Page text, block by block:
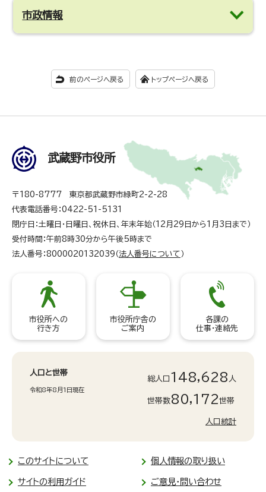
市政情報
前のページへ戻る トップページへ戻る
武蔵野市役所
〒180-8777 東京都武蔵野市緑町2-2-28
代表電話番号：0422-51-5131
閉庁日：土曜日・日曜日、祝休日、年末年始（12月29日から1月3日まで）
受付時間：午前8時30分から午後5時まで
法人番号：8000020132039（ 法人番号について ）
市役所への
行き方
市役所庁舎の
ご案内
各課の
仕事・連絡先
人口と世帯
令和8年8月1日現在
総人口 148,628 人
世帯数80,172世帯
人口統計
このサイトについて 個人情報の取り扱い
サイトの利用ガイド ご意見・問い合わせ